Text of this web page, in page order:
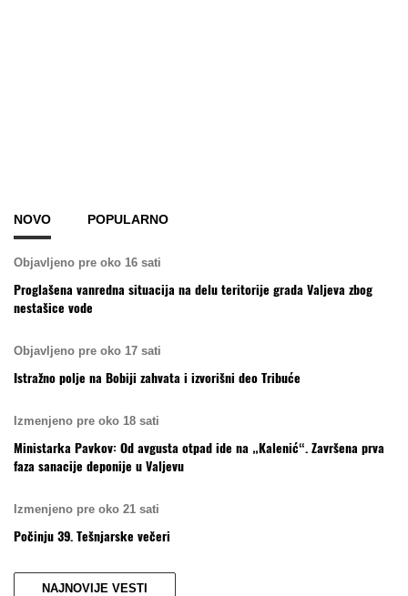
NOVO POPULARNO
Objavljeno pre oko 16 sati
Proglašena vanredna situacija na delu teritorije grada Valjeva zbog
nestašice vode
Objavljeno pre oko 17 sati
Istražno polje na Bobiji zahvata i izvorišni deo Tribuće
Izmenjeno pre oko 18 sati
Ministarka Pavkov: Od avgusta otpad ide na „Kalenić“. Završena prva
faza sanacije deponije u Valjevu
Izmenjeno pre oko 21 sati
Počinju 39. Tešnjarske večeri
NAJNOVIJE VESTI